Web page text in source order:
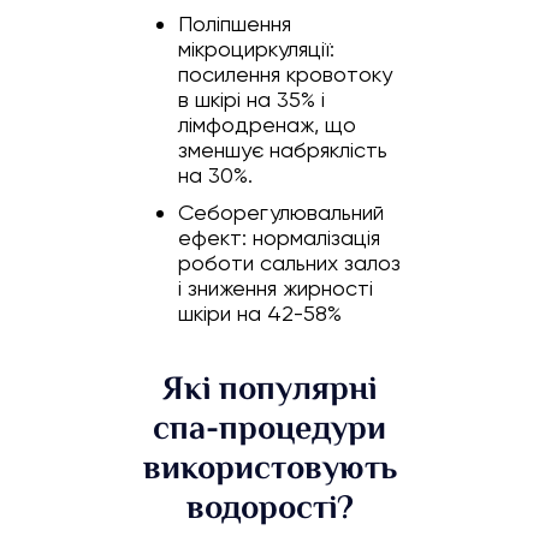
Поліпшення
мікроциркуляції:
посилення кровотоку
в шкірі на 35% і
лімфодренаж, що
зменшує набряклість
на 30%.
Себорегулювальний
ефект: нормалізація
роботи сальних залоз
і зниження жирності
шкіри на 42-58%
Які популярні
спа-процедури
використовують
водорості?